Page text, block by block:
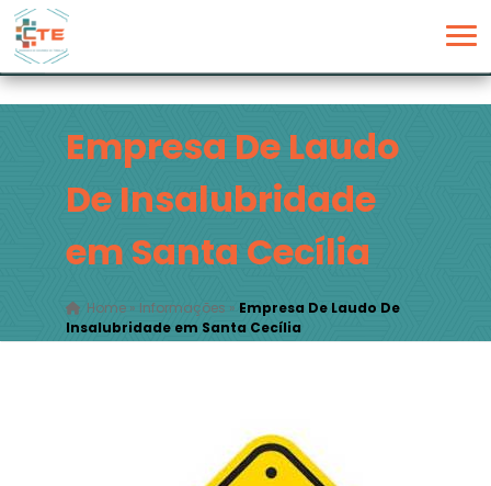
Empresa De Laudo
De Insalubridade
em Santa Cecília
Home» Informações » Empresa De Laudo De
Insalubridade em Santa Cecília